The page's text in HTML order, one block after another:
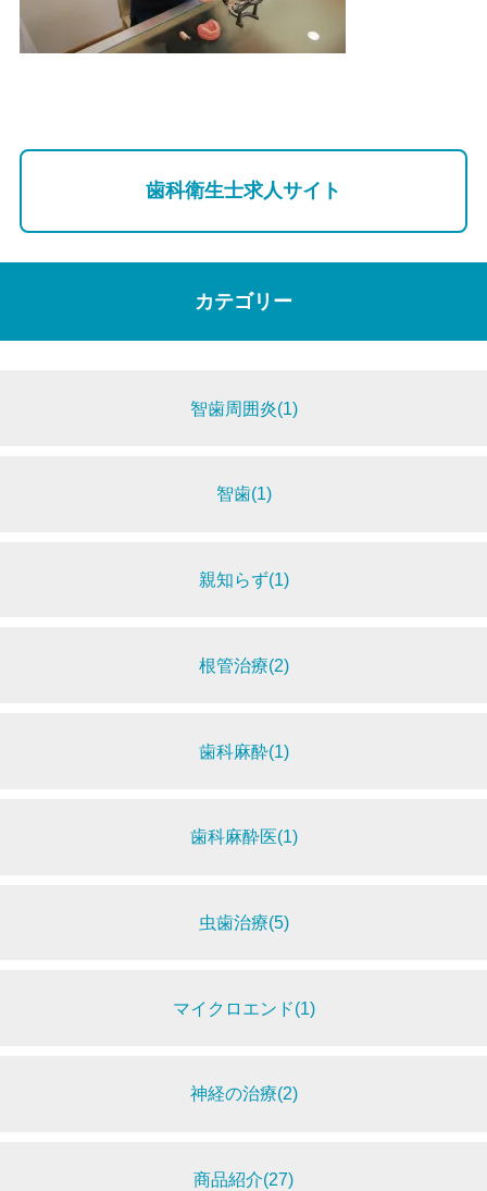
歯科衛生士求人サイト
カテゴリー
智歯周囲炎(1)
智歯(1)
親知らず(1)
根管治療(2)
歯科麻酔(1)
歯科麻酔医(1)
虫歯治療(5)
マイクロエンド(1)
神経の治療(2)
商品紹介(27)